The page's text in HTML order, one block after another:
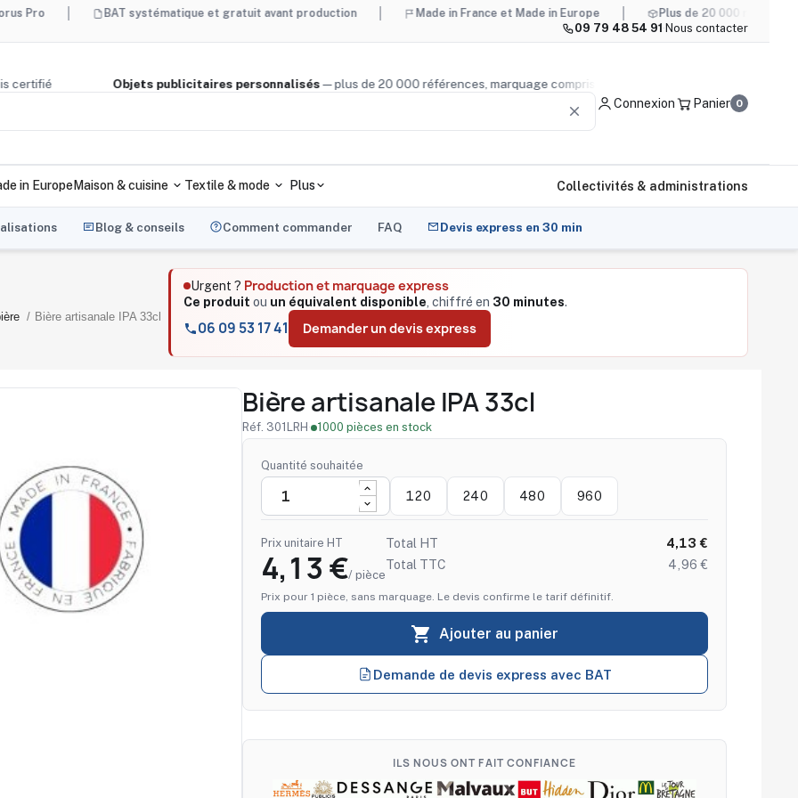
BAT systématique et gratuit avant production Made in France et Made in Europe
Plus de 20 000 références,
09 79 48 54 91 · Nous contacter
bois certifié Objets publicitaires personnalisés— plus de 20 000 références, marquage compris
clear Connexion Panier 0
in EuropeMaison & cuisine Textile & mode Plus Collectivités & administrations
Blog & conseils Comment commander FAQ Devis express en 30 min
Bière artisanale IPA 33cl
Urgent ? Production et marquage express
Ce produit ou un équivalent disponible, chiffré en 30 minutes.
06 09 53 17 41 Demander un devis express
Bière artisanale IPA 33cl
Réf. 301LRH · 1000 pièces en stock
Quantité souhaitée
120 240 480 960
 Ajouter au panier
Prix unitaire HT
4,13 €/ pièce
Total HT
4,13 €
Total TTC
4,96 €
Prix pour 1 pièce, sans marquage. Le devis confirme le tarif définitif.
Demande de devis express avec BAT
ILS NOUS ONT FAIT CONFIANCE